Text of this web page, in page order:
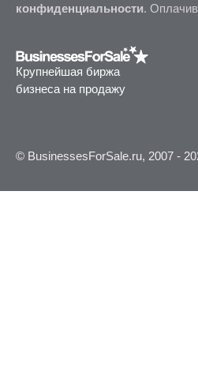
конфиденциальности.
Крупнейшая биржа
бизнеса на продажу
© BusinessesForSale.ru, 2007 -